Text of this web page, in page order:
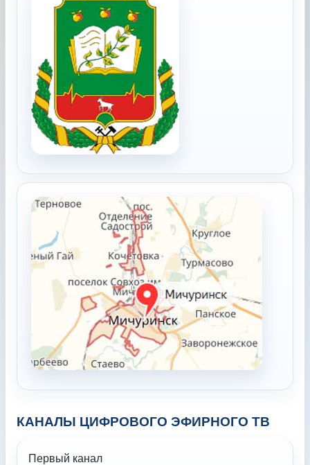
КАНАЛЫ ЦИФРОВОГО ЭФИРНОГО ТВ
Первый канал